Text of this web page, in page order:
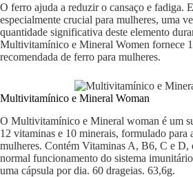
O ferro ajuda a reduzir o cansaço e fadiga.
especialmente crucial para mulheres, uma
quantidade significativa deste elemento
Multivitamínico e Mineral Women fornece
recomendada de ferro para mulheres.
Multivitamínico e Mineral Woman
O Multivitamínico e Mineral woman é um
12 vitaminas e 10 minerais, formulado para
mulheres. Contém Vitaminas A, B6, C e D,
normal funcionamento do sistema
uma cápsula por dia. 60 drageias. 63,6g.